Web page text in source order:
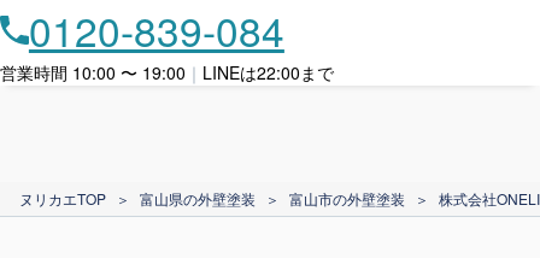
ローン利用
カード支払い
0120-839-084
営業時間 10:00 〜 19:00 ｜ LINEは22:00まで
ヌリカエTOP ＞ 富山県の外壁塗装 ＞ 富山市の外壁塗装 ＞ 株式会社